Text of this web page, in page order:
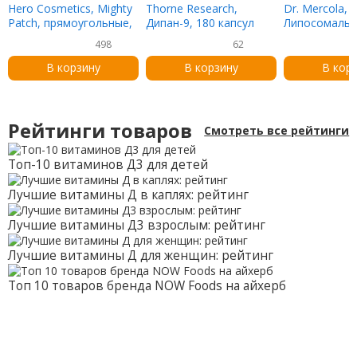
Hero Cosmetics, Mighty
Patch, прямоугольные,
498
В корзину
Thorne Research,
Дипан-9, 180 капсул
62
В корзину
Dr. Mercola,
В
Рейтинги товаров Смотреть все рейтинги
Топ-10 витаминов Д3 для детей
Лучшие витамины Д в каплях: рейтинг
Лучшие витамины Д3 взрослым: рейтинг
Лучшие витамины Д для женщин: рейтинг
Топ 10 товаров бренда NOW Foods на айхерб